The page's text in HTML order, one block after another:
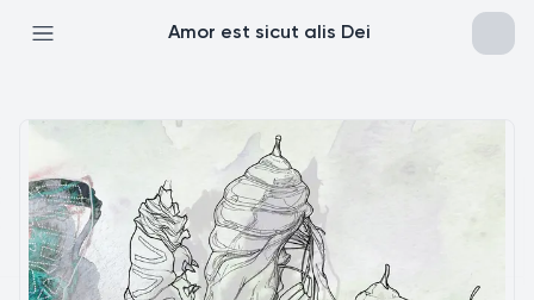
Amor est sicut alis Dei